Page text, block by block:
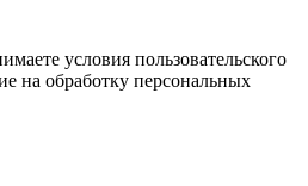
условия пользовательского
на обработку персональных